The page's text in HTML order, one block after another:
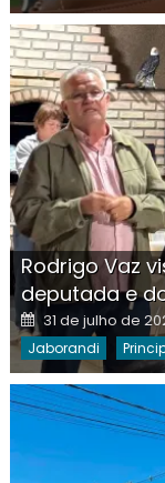
Rodrigo Vaz
deputada e
Posted
on
31 de julho de
Jaborandi